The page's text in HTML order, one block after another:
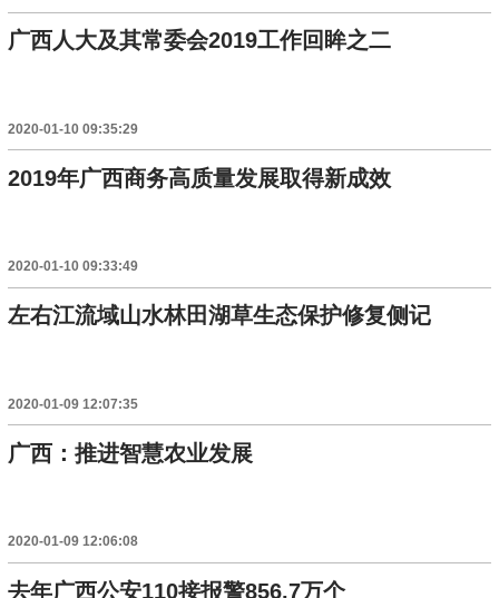
广西人大及其常委会2019工作回眸之二
2020-01-10 09:35:29
2019年广西商务高质量发展取得新成效
2020-01-10 09:33:49
左右江流域山水林田湖草生态保护修复侧记
2020-01-09 12:07:35
广西：推进智慧农业发展
2020-01-09 12:06:08
去年广西公安110接报警856.7万个